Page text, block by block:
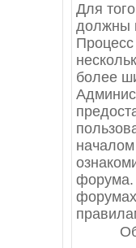
Для
должны
Процесс
более
форума.
форумах